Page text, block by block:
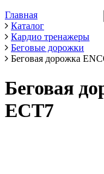
Главная
Каталог
Кардио тренажеры
Беговые дорожки
Беговая дорожка
Беговая
ECT7